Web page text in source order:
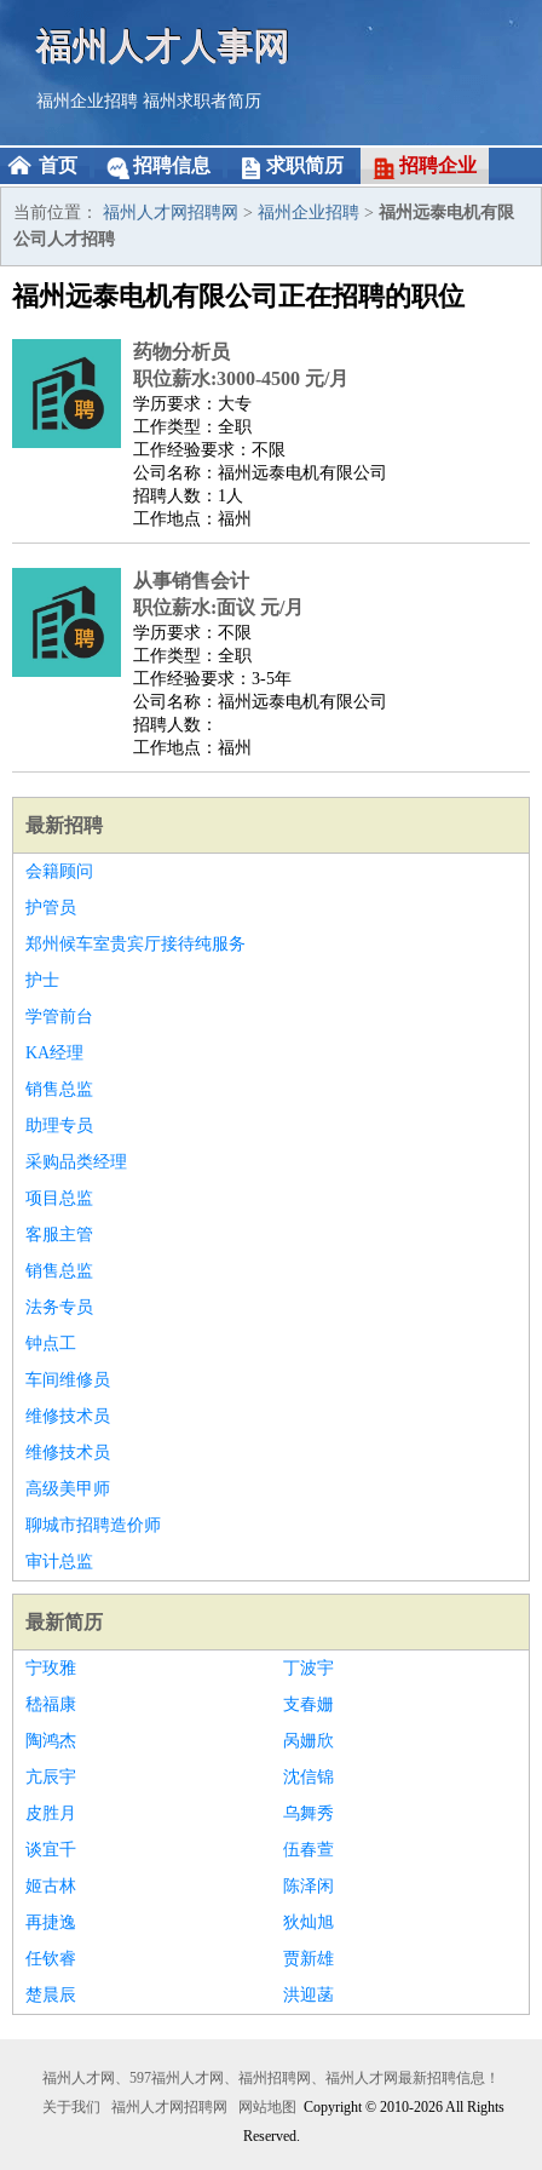
福州人才人事网
福州企业招聘 福州求职者简历
首页 招聘信息 求职简历 招聘企业
当前位置： 福州人才网招聘网 > 福州企业招聘 > 福州远泰电机有限
公司人才招聘
福州远泰电机有限公司正在招聘的职位
药物分析员
职位薪水:3000-4500 元/月
学历要求：大专
工作类型：全职
工作经验要求：不限
公司名称：福州远泰电机有限公司
招聘人数：1人
工作地点：福州
从事销售会计
职位薪水:面议 元/月
学历要求：不限
工作类型：全职
工作经验要求：3-5年
公司名称：福州远泰电机有限公司
招聘人数：
工作地点：福州
最新招聘
会籍顾问
护管员
郑州候车室贵宾厅接待纯服务
护士
学管前台
KA经理
销售总监
助理专员
采购品类经理
项目总监
客服主管
销售总监
法务专员
钟点工
车间维修员
维修技术员
维修技术员
高级美甲师
聊城市招聘造价师
审计总监
最新简历
宁玫雅
丁波宇
嵇福康
支春姗
陶鸿杰
呙姗欣
亢辰宇
沈信锦
皮胜月
乌舞秀
谈宜千
伍春萱
姬古林
陈泽闲
再捷逸
狄灿旭
任钦睿
贾新雄
楚晨辰
洪迎菡
福州人才网、597福州人才网、福州招聘网、福州人才网最新招聘信息！
关于我们
福州人才网招聘网 网站地图 Copyright © 2010-2026 All Rights
Reserved.